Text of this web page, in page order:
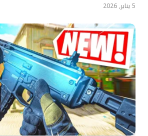
5 يناير, 2026